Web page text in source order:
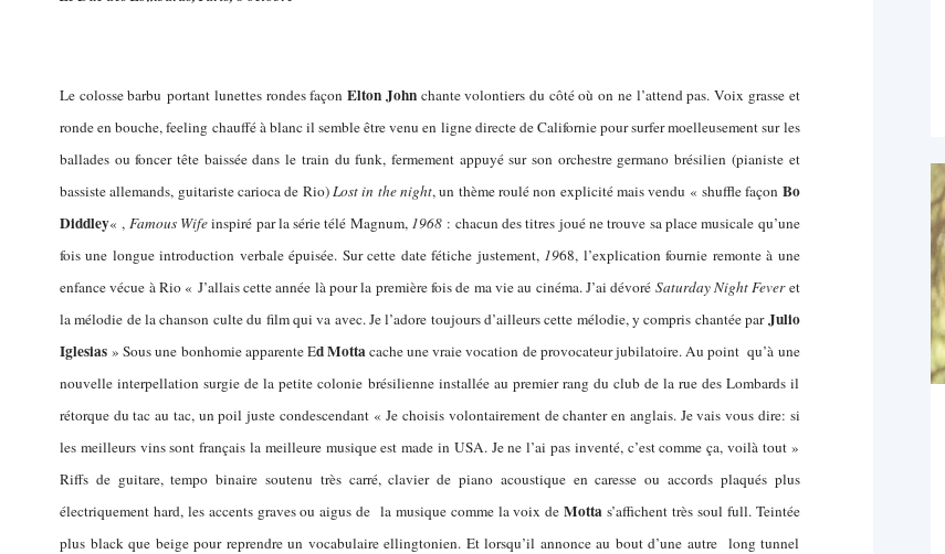
Le colosse barbu portant lunettes rondes façonElton Johnchante volontiers du côté où on ne l’attend pas. Voix grasse et
ronde en bouche, feeling chauffé à blanc il semble être venu en ligne directe de Californie pour surfer moelleusement sur les
ballades ou foncer tête baissée dans le train du funk, fermement appuyé sur son orchestre germano brésilien (pianiste et
bassiste allemands, guitariste carioca de Rio)Lost in the night, un thème roulé non explicité mais vendu « shuffle façon Bo
Diddley« , Famous Wifeinspiré par la série télé Magnum, 1968 : chacun des titres joué ne trouve sa place musicale qu’une
fois une longue introduction verbale épuisée. Sur cette date fétiche justement, 1968, l’explication fournie remonte à une
enfance vécue à Rio « J’allais cette année là pour la première fois de ma vie au cinéma. J’ai dévoré Saturday Night Feveret
la mélodie de la chanson culte du film qui va avec. Je l’adore toujours d’ailleurs cette mélodie, y compris chantée parJulio
Iglesias » Sous une bonhomie apparente Ed Mottacache une vraie vocation de provocateur jubilatoire. Au point qu’à une
nouvelle interpellation surgie de la petite colonie brésilienne installée au premier rang du club de la rue des Lombards il
rétorque du tac au tac, un poil juste condescendant « Je choisis volontairement de chanter en anglais. Je vais vous dire: si
les meilleurs vins sont français la meilleure musique est made in USA. Je ne l’ai pas inventé, c’est comme ça, voilà tout »
Riffs de guitare, tempo binaire soutenu très carré, clavier de piano acoustique en caresse ou accords plaqués plus
électriquement hard, les accents graves ou aigus de la musique comme la voix deMotta s’affichent très soul full. Teintée
plus black que beige pour reprendre un vocabulaire ellingtonien. Et lorsqu’il annonce au bout d’une autre long tunnel